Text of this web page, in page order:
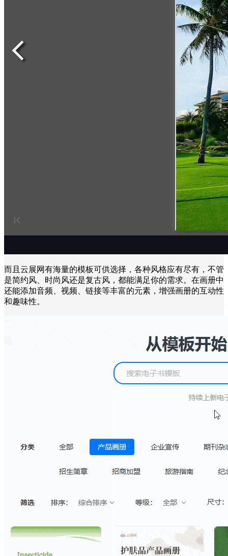
而且云展网有海量的模板可供选择，各种风格应有尽有，不管
是简约风、时尚风还是复古风，都能满足你的需求。在画册中
还能添加音频、视频、链接等丰富的元素，增强画册的互动性
和趣味性。